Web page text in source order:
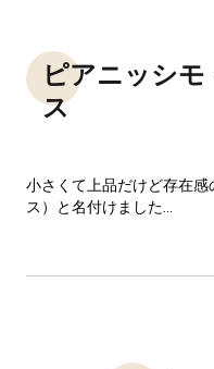
ピアニッシ
ス
小さくて上品だけど存在
ス）と名付けました...